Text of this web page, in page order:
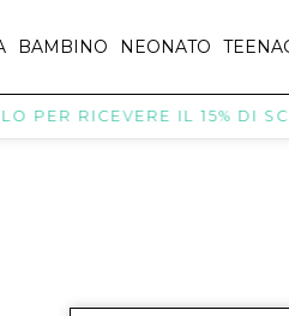
BAMBINO NEONATO
PER RICEVERE IL 15% DI